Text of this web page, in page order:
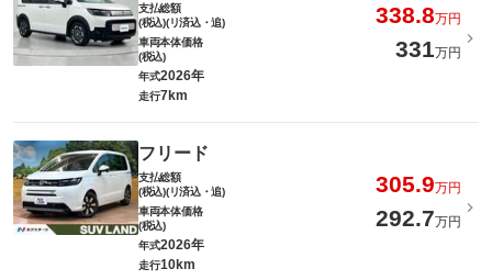
支払総額
(税込)(リ済込・追)
338.8万円
車両本体価格
(税込)
331万円
年式2026年
走行7km
フリード
支払総額
(税込)(リ済込・追)
305.9万円
車両本体価格
(税込)
292.7万円
年式2026年
走行10km